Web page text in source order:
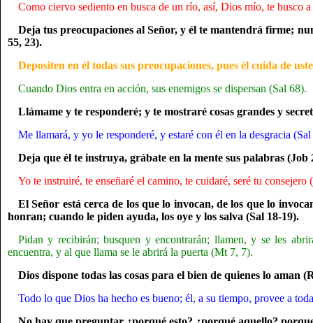
Como ciervo sediento en busca de un río, así, Dios mío, te busco
Deja tus preocupaciones al Señor, y él te mantendrá firme;
55, 23).
Depositen en él todas sus preocupaciones, pues él cuida de
Cuando Dios entra en acción, sus enemigos se dispersan (Sal 68).
Llámame y te responderé; y te mostraré cosas grandes y
Me llamará, y yo le responderé, y estaré con él en la desgracia
Deja que él te instruya, grábate en la mente sus palabras (Job
Yo te instruiré, te enseñaré el camino, te cuidaré, seré tu consejero
El Señor está cerca de los que lo invocan, de los que lo
honran; cuando le piden ayuda, los oye y los salva (Sal 18-19).
Pidan y recibirán; busquen y encontrarán; llamen, y se les
encuentra, y al que llama se le abrirá la puerta (Mt 7, 7).
Dios dispone todas las cosas para el bien de quienes lo aman
Todo lo que Dios ha hecho es bueno; él, a su tiempo, provee a